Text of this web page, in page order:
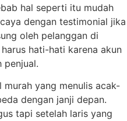
hal seperti itu mudah
dengan testimonial jika
oleh pelanggan di
hati-hati karena akun
yang menulis acak-
dengan janji depan.
tapi setelah laris yang